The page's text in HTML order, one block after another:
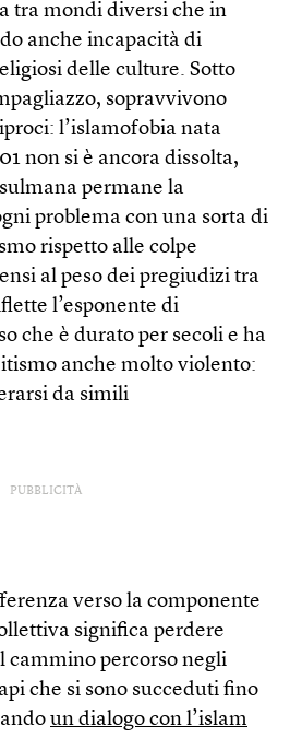
tra mondi diversi che in
anche incapacità di
delle culture. Sotto
sopravvivono
l’islamofobia nata
non si è ancora dissolta,
permane la
problema con una sorta di
rispetto alle colpe
al peso dei pregiudizi tra
l’esponente di
che è durato per secoli e ha
anche molto violento:
da simili
PUBBLICITÀ
verso la componente
significa perdere
cammino percorso negli
che si sono succeduti fino
un dialogo con l’islam